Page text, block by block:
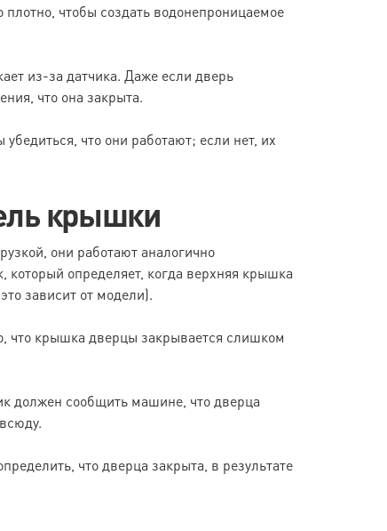
чтобы создать водонепроницаемое
из-за датчика. Даже если дверь
что она закрыта.
что они работают; если нет, их
крышки
они работают аналогично
который определяет, когда верхняя крышка
зависит от модели).
что крышка дверцы закрывается слишком
должен сообщить машине, что дверца
что дверца закрыта, в результате